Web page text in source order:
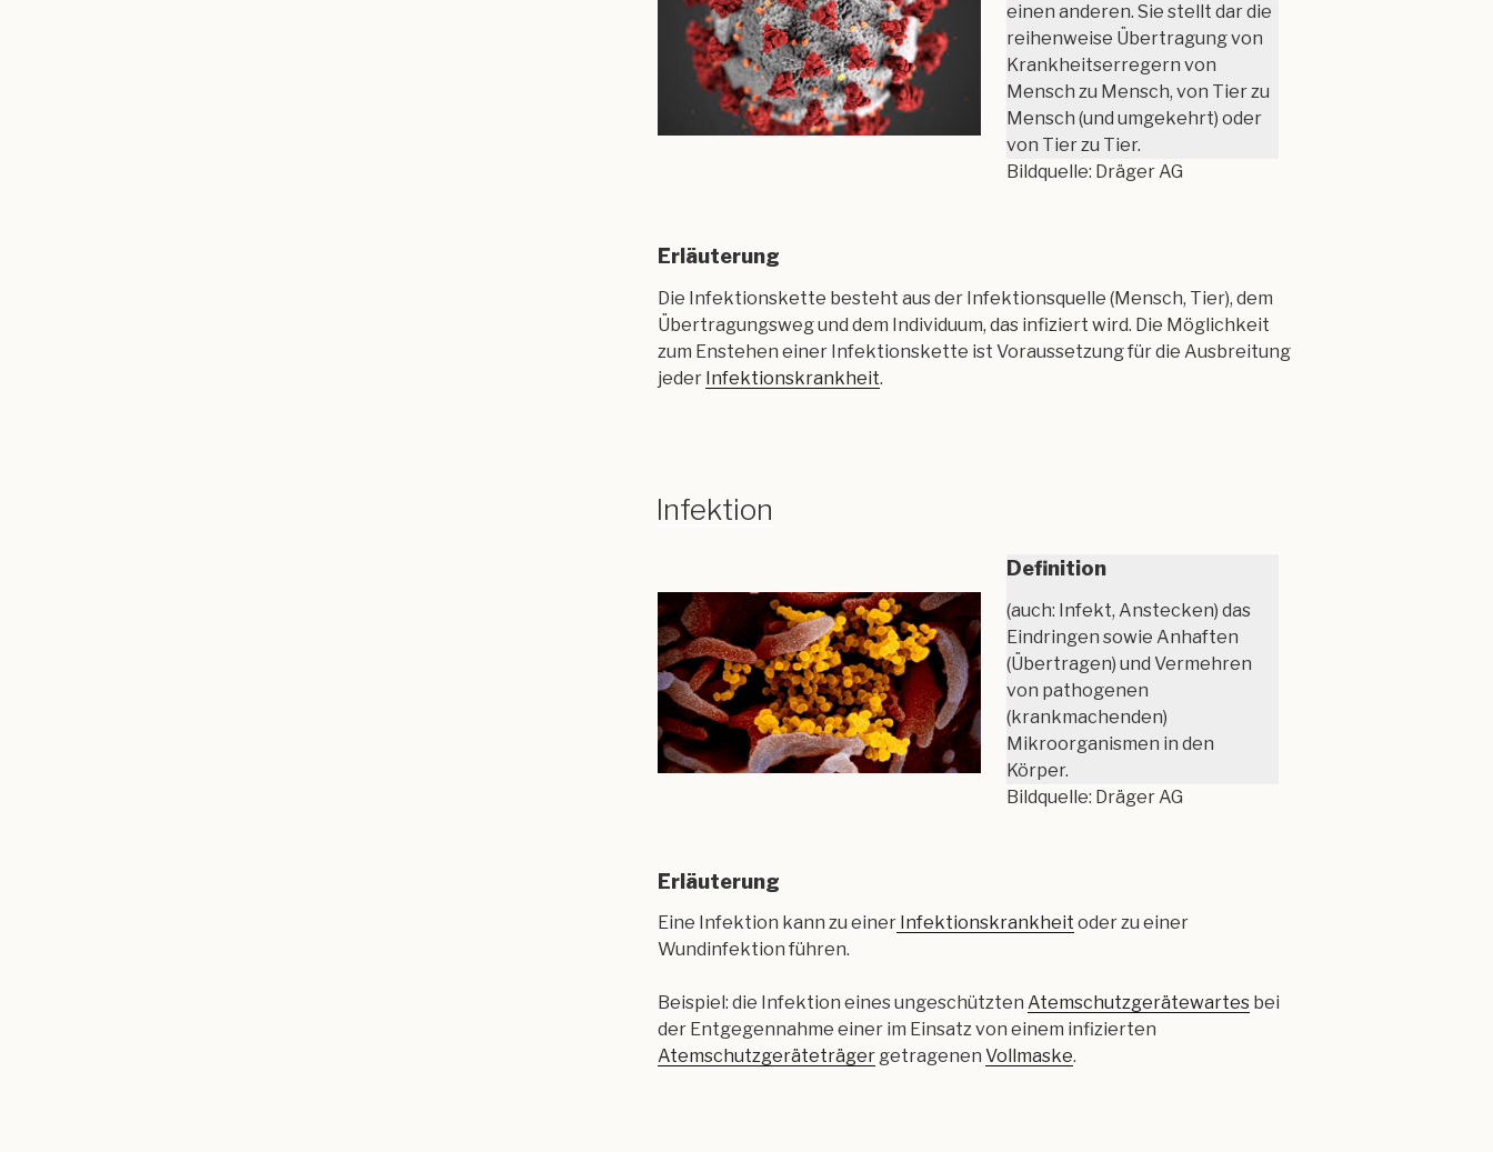
einen anderen. Sie stellt dar die
reihenweise Übertragung von
Krankheitserregern von
Mensch zu Mensch, von Tier zu
Mensch (und umgekehrt) oder
von Tier zu Tier.
Bildquelle: Dräger AG
Erläuterung
Die Infektionskette besteht aus der Infektionsquelle (Mensch, Tier), dem
Übertragungsweg und dem Individuum, das infiziert wird. Die Möglichkeit
zum Enstehen einer Infektionskette ist Voraussetzung für die Aus­breitung
jeder Infektionskrankheit.
Infektion
Definition
(auch: Infekt, Anstecken) das
Eindringen sowie Anhaften
(Übertragen) und Vermehren
von pathogenen
(krankmachenden)
Mikroorganismen in den
Körper.
Bildquelle: Dräger AG
Erläuterung
Eine Infektion kann zu einerInfektionskrankheit oder zu einer
Wundinfektion führen.
Beispiel: die Infektion eines ungeschützten Atemschutzgerätewartesbei
der Entgegennahme einer im Einsatz von einem infizierten
Atemschutzgeräteträgergetragenen Vollmaske.